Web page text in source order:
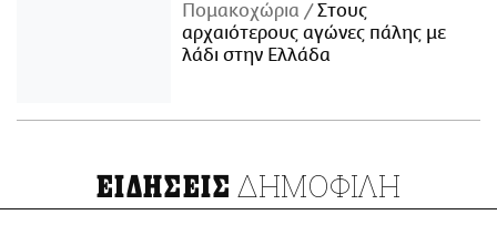
Πομακοχώρια
Στους
αρχαιότερους αγώνες πάλης με
λάδι στην Ελλάδα
ΕΙΔΗΣΕΙΣ ΔΗΜΟΦΙΛΗ